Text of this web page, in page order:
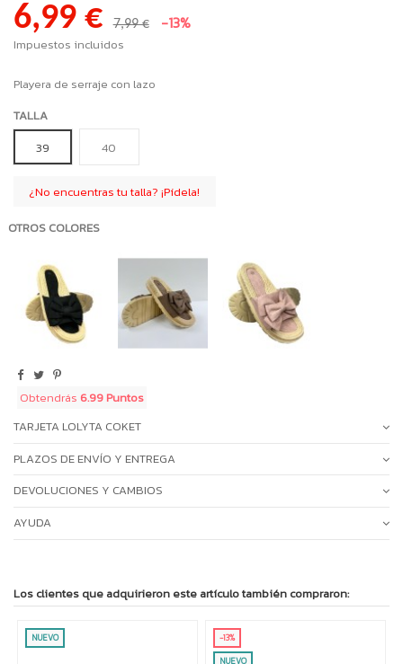
6,99 € 7,99 € -13%
Impuestos incluidos
Playera de serraje con lazo
TALLA
39
40
¿No encuentras tu talla? ¡Pídela!
OTROS COLORES
Obtendrás 6.99 Puntos
TARJETA LOLYTA COKET
PLAZOS DE ENVÍO Y ENTREGA
DEVOLUCIONES Y CAMBIOS
AYUDA
Los clientes que adquirieron este artículo también compraron:
NUEVO
-13%
NUEVO